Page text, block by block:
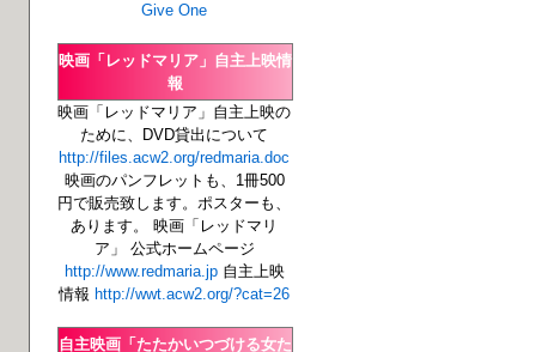
映画「レッドマリア」自主上映情
報
映画「レッドマリア」自主上映の
ために、DVD貸出について
http://files.acw2.org/redmaria.doc
映画のパンフレットも、1冊500
円で販売致します。ポスターも、
あります。 映画「レッドマリ
ア」 公式ホームページ
http://www.redmaria.jp自主上映
情報 http://wwt.acw2.org/?cat=26
自主映画「たたかいつづける女た